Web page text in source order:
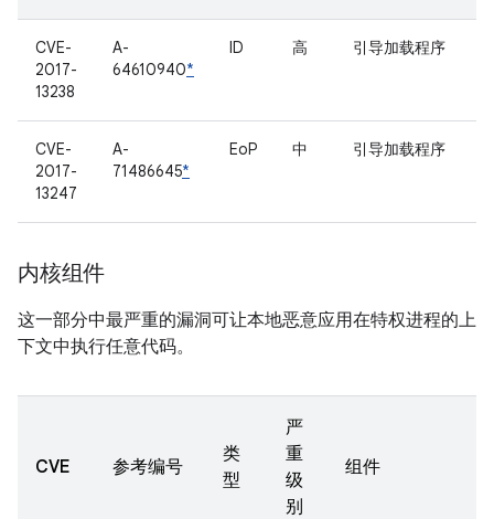
CVE-
2017-
13238
A-
64610940*
ID 高 引导加载程序
CVE-
2017-
13247
A-
71486645*
EoP 中 引导加载程序
内核组件
这一部分中最严重的漏洞可让本地恶意应用在特权进程的上
下文中执行任意代码。
CVE 参考编号
类
型
严
重
级
别
组件